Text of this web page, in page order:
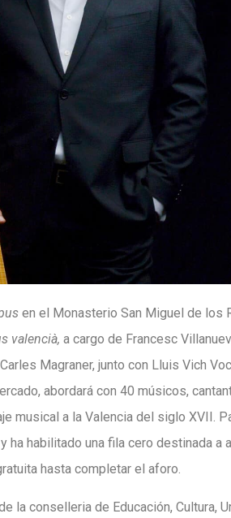
en el Monasterio San Miguel de los
valencià, a cargo de Francesc
Magraner, junto con Lluis Vich
abordará con 40 músicos,
musical a la Valencia del siglo XVII.
ha habilitado una fila cero destinada a
hasta completar el aforo.
la conselleria de Educación, Cultura,